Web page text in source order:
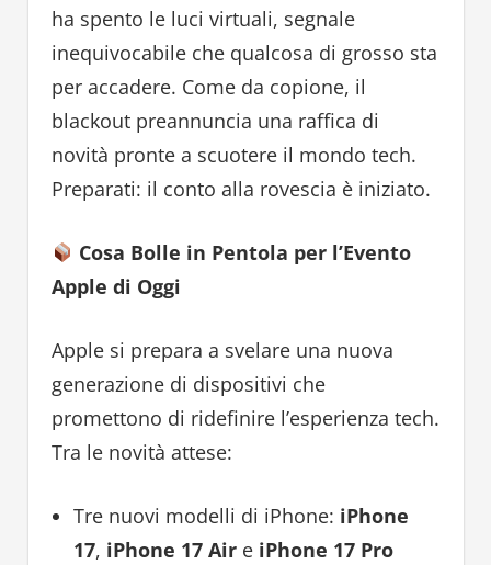
ha spento le luci virtuali, segnale
inequivocabile che qualcosa di grosso sta
per accadere. Come da copione, il
blackout preannuncia una raffica di
novità pronte a scuotere il mondo tech.
Preparati: il conto alla rovescia è iniziato.
Cosa Bolle in Pentola per l’Evento
Apple di Oggi
Apple si prepara a svelare una nuova
generazione di dispositivi che
promettono di ridefinire l’esperienza tech.
Tra le novità attese:
Tre nuovi modelli di iPhone: iPhone
17, iPhone 17 Aire iPhone 17 Pro